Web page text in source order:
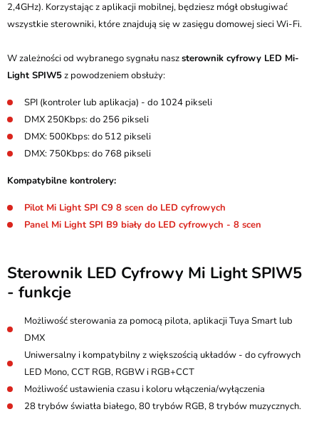
2,4GHz). Korzystając z aplikacji mobilnej, będziesz mógł obsługiwać
wszystkie sterowniki, które znajdują się w zasięgu domowej sieci Wi-Fi.
W zależności od wybranego sygnału naszsterownik cyfrowy LED Mi-
Light SPIW5z powodzeniem obsłuży:
SPI (kontroler lub aplikacja) - do 1024 pikseli
DMX 250Kbps: do 256 pikseli
DMX: 500Kbps: do 512 pikseli
DMX: 750Kbps: do 768 pikseli
Kompatybilne kontrolery:
Pilot Mi Light SPI C9 8 scen do LED cyfrowych
Panel Mi Light SPI B9 biały do LED cyfrowych - 8 scen
Sterownik LED Cyfrowy Mi Light SPIW5
- funkcje
Możliwość sterowania za pomocą pilota, aplikacji Tuya Smart lub
DMX
Uniwersalny i kompatybilny z większością układów - do cyfrowych
LED Mono, CCT RGB, RGBW i RGB+CCT
Możliwość ustawienia czasu i koloru włączenia/wyłączenia
28 trybów światła białego, 80 trybów RGB, 8 trybów muzycznych.